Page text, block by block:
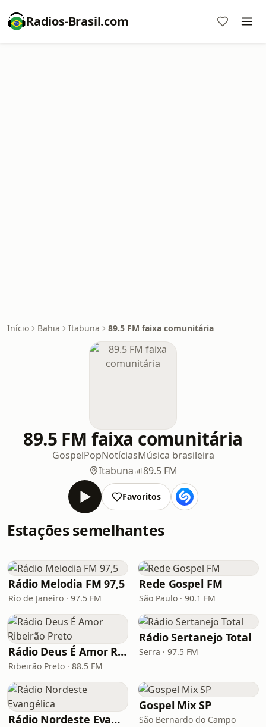
Radios-Brasil.com
Início Bahia Itabuna 89.5 FM faixa comunitária
89.5 FM faixa comunitária
GospelPopNotíciasMúsica brasileira
Itabuna
89.5 FM
Favoritos
Estações semelhantes
Rádio Melodia FM 97,5
Rio de Janeiro · 97.5 FM
Rede Gospel FM
São Paulo · 90.1 FM
Rádio Deus É Amor Ribeirão Preto
Ribeirão Preto · 88.5 FM
Rádio Sertanejo Total
Serra · 97.5 FM
Rádio Nordeste Evangélica
Gospel Mix SP
São Bernardo do Campo